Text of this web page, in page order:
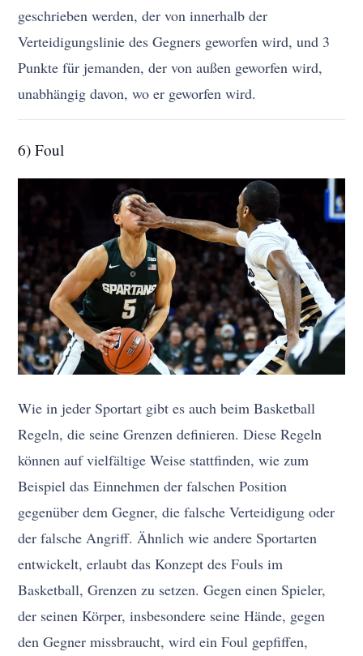
geschrieben werden, der von innerhalb der
Verteidigungslinie des Gegners geworfen wird, und 3
Punkte für jemanden, der von außen geworfen wird,
unabhängig davon, wo er geworfen wird.
6) Foul
Wie in jeder Sportart gibt es auch beim Basketball
Regeln, die seine Grenzen definieren. Diese Regeln
können auf vielfältige Weise stattfinden, wie zum
Beispiel das Einnehmen der falschen Position
gegenüber dem Gegner, die falsche Verteidigung oder
der falsche Angriff. Ähnlich wie andere Sportarten
entwickelt, erlaubt das Konzept des Fouls im
Basketball, Grenzen zu setzen. Gegen einen Spieler,
der seinen Körper, insbesondere seine Hände, gegen
den Gegner missbraucht, wird ein Foul gepfiffen,